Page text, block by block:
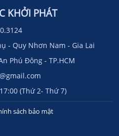
KHỞI PHÁT
- Quy Nhơn Nam - Gia Lai
Phú Đông - TP.HCM
(Thứ 2- Thứ 7)
sách bảo mật